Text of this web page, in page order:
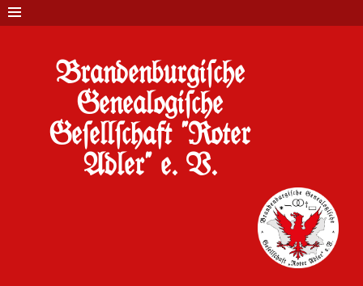
Brandenburgi#che
Genealogi#che
Ge#ell#chaft "Roter
Adler" e. V.